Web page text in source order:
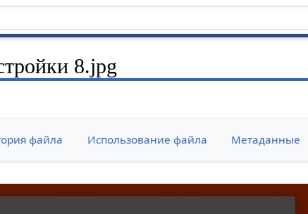
8.jpg
файла Использование файла Метаданные